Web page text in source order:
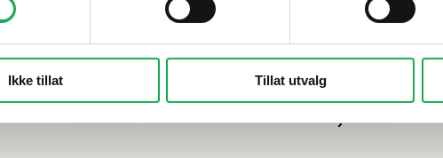
Ikke tillat Tillat utvalg
+9 farger
ARC 20 FRAME Sidefastfelt 80, Krom